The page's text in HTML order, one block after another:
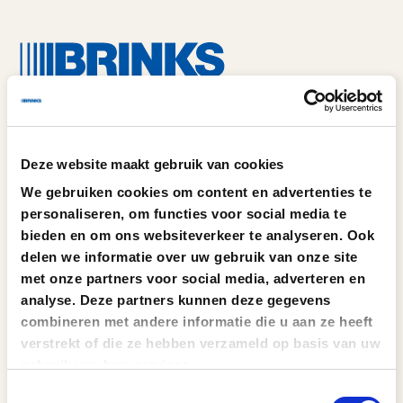
Deze website maakt gebruik van cookies
We gebruiken cookies om content en advertenties te
personaliseren, om functies voor social media te
bieden en om ons websiteverkeer te analyseren. Ook
delen we informatie over uw gebruik van onze site
met onze partners voor social media, adverteren en
analyse. Deze partners kunnen deze gegevens
combineren met andere informatie die u aan ze heeft
verstrekt of die ze hebben verzameld op basis van uw
Ik heb interesse in: Paystation
Aanhef
Man
Vrouw
Voornaam*